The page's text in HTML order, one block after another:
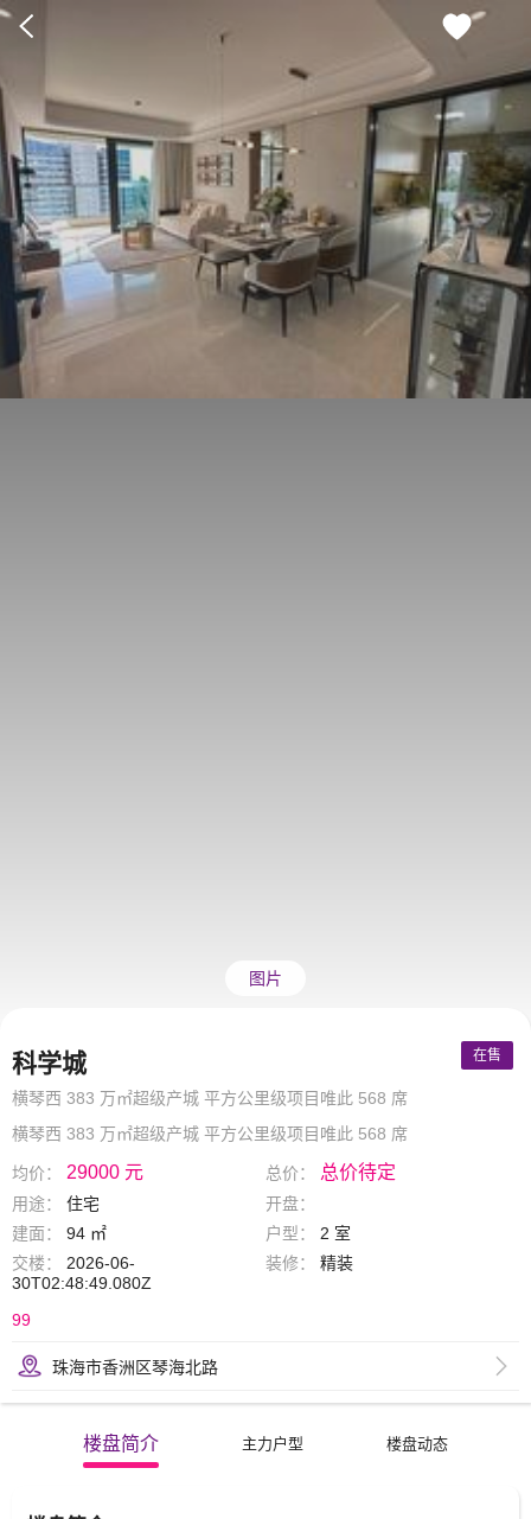
图片
科学城 在售
横琴西 383 万㎡超级产城 平方公里级项目唯此 568 席
横琴西 383 万㎡超级产城 平方公里级项目唯此 568 席
均价： 29000 元 总价： 总价待定
用途： 住宅
开盘：
建面：
94 ㎡ 户型：
2 室
交楼：
2026-06-
30T02:48:49.080Z
装修： 精装
99
珠海市香洲区琴海北路
楼盘简介 主力户型 楼盘动态